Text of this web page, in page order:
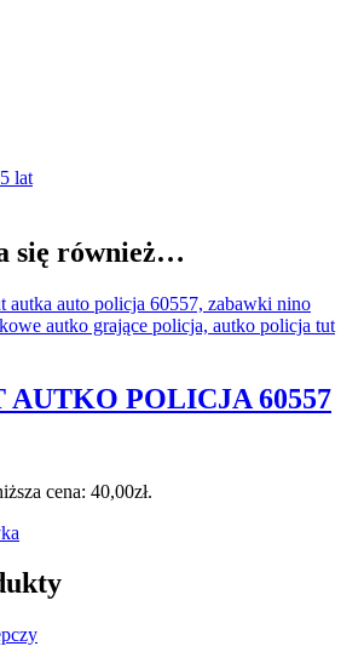
lat
się również…
AUTKO POLICJA 60557
cena: 40,00zł.